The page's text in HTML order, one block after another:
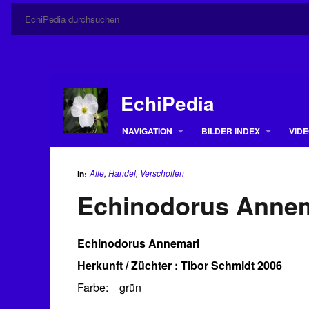
EchiPedia
NAVIGATION
BILDER INDEX
in: Alle, Handel, Verschollen
Echinodorus
Echinodorus Annemari
Herkunft / Züchter : Tibor Schmidt 2006
Farbe: grün